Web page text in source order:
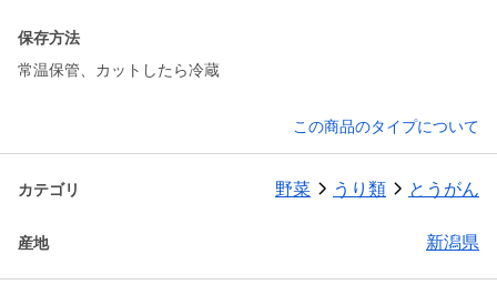
保存方法
常温保管、カットしたら冷蔵
この商品のタイプについて
カテゴリ 野菜 うり類 とうがん
産地 新潟県